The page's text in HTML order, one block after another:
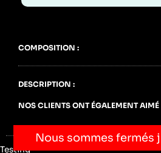
COMPOSITION :
DESCRIPTION :
NOS CLIENTS ONT ÉGALEMENT AIMÉ
Nous sommes fermés
Testing